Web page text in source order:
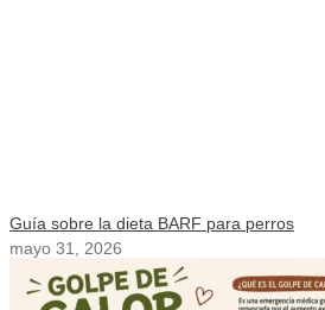
Guía sobre la dieta BARF para perros
mayo 31, 2026